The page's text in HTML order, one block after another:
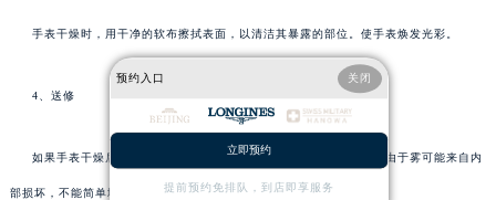
手表干燥时，用干净的软布擦拭表面，以清洁其暴露的部位。使手表焕发光彩。
4、送修
如果手表干燥后仍有雾，则需要送回专业的手表维修店进行维修。由于雾可能来自内
部损坏，不能简单地解决，需要专业的技术和设备来保证。
预约入口 关闭
立即预约
提前预约免排队，到店即享服务